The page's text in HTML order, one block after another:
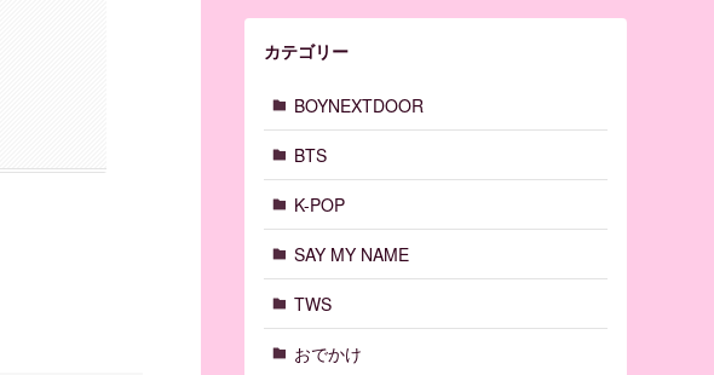
カテゴリー
BOYNEXTDOOR
BTS
K-POP
SAY MY NAME
TWS
おでかけ